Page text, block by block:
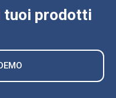
tuoi prodotti